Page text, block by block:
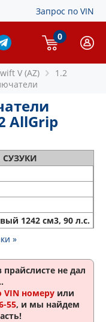
Запрос по VIN
0
V (AZ)
1.2
AllGrip
СУЗУКИ
1242 см3, 90 л.с.
»
прайслисте не дал
VIN номеруили
55, и мы найдем